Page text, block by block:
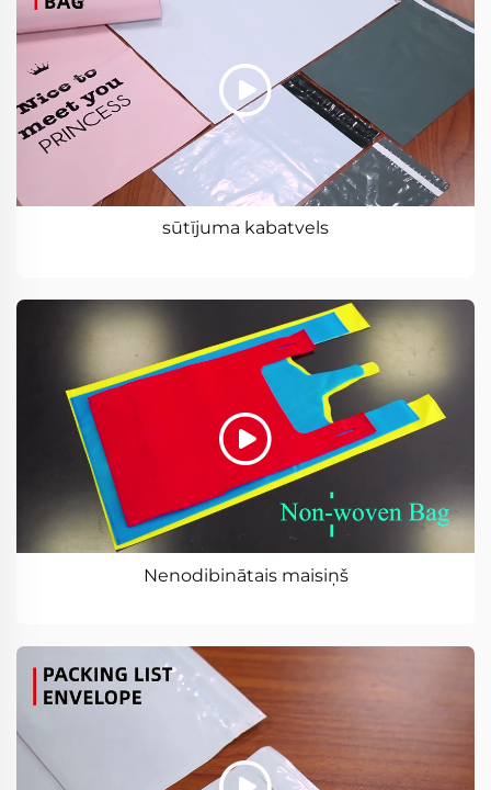
sūtījuma kabatvels
Nenodibinātais maisiņš